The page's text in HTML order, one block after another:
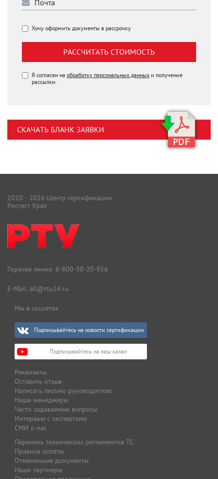
Хочу оформить документы в рассрочку
РАССЧИТАТЬ СТОИМОСТЬ
Я согласен на обработку персональных данных и получение
рассылки.
СКАЧАТЬ БЛАНК ЗАЯВКИ
2010 - 2026 Центр сертификации
Ростест Урал
Горячая линия: 8-800-30-20-956
E-Mail: all@rtu24.ru
Мы в соцсетях
Подписывайтесь на новости сертификации
Подписывайтесь на наш канал
Реквизиты
Оставить отзыв
Написать письмо руководителю
Наши менеджеры
Часто задаваемые вопросы
Интервью с экспертами
СМИ о нас
Перечень технических регламентов ТС
Правила оплаты
Отмененные документы
Наши партнеры